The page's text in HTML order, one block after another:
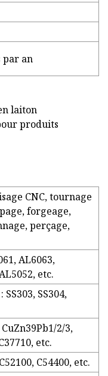
par an
laiton
produits
CNC, tournage
forgeage,
perçage,
AL6063,
etc.
SS304,
2/3,
etc.
C54400, etc.